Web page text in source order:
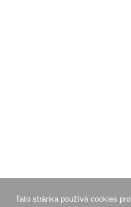
Tato stránka používá cookies pro